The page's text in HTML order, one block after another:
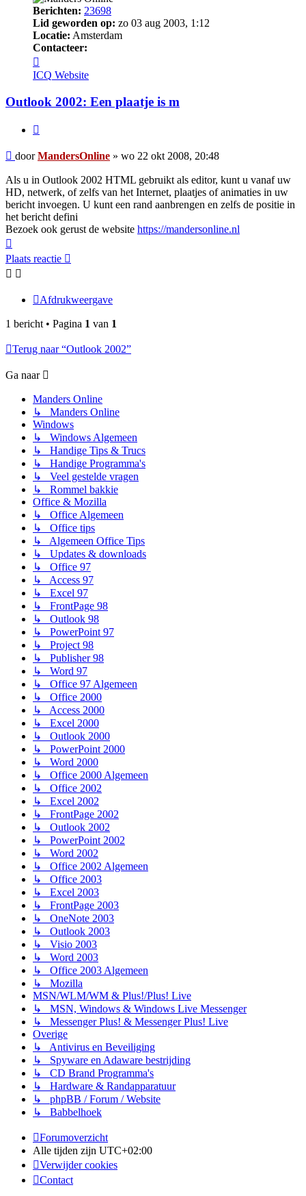
Berichten: 23698
Lid geworden op: zo 03 aug 2003, 1:12
Locatie: Amsterdam
Contacteer:
MandersOnline
ICQ Website
Outlook 2002: Een plaatje is m
Bericht
doorMandersOnline » wo 22 okt 2008, 20:48
Als u in Outlook 2002 HTML gebruikt als editor, kunt u vanaf uw
HD, netwerk, of zelfs van het Internet, plaatjes of animaties in uw
bericht invoegen. U kunt een rand aanbrengen en zelfs de positie in
het bericht defini
Bezoek ook gerust de website https://mandersonline.nl
Plaats reactie
Afdrukweergave
1 bericht • Pagina 1 van 1
Terug naar “Outlook 2002”
Ga naar
Manders Online
↳ Manders Online
Windows
↳ Windows Algemeen
↳ Handige Tips & Trucs
↳ Handige Programma's
↳ Veel gestelde vragen
↳ Rommel bakkie
Office & Mozilla
↳ Office Algemeen
↳ Office tips
↳ Algemeen Office Tips
↳ Updates & downloads
↳ Office 97
↳ Access 97
↳ Excel 97
↳ FrontPage 98
↳ Outlook 98
↳ PowerPoint 97
↳ Project 98
↳ Publisher 98
↳ Word 97
↳ Office 97 Algemeen
↳ Office 2000
↳ Access 2000
↳ Excel 2000
↳ Outlook 2000
↳ PowerPoint 2000
↳ Word 2000
↳ Office 2000 Algemeen
↳ Office 2002
↳ Excel 2002
↳ FrontPage 2002
↳ Outlook 2002
↳ PowerPoint 2002
↳ Word 2002
↳ Office 2002 Algemeen
↳ Office 2003
↳ Excel 2003
↳ FrontPage 2003
↳ OneNote 2003
↳ Outlook 2003
↳ Visio 2003
↳ Word 2003
↳ Office 2003 Algemeen
↳ Mozilla
MSN/WLM/WM & Plus!/Plus! Live
↳ MSN, Windows & Windows Live Messenger
↳ Messenger Plus! & Messenger Plus! Live
Overige
↳ Antivirus en Beveiliging
↳ Spyware en Adaware bestrijding
↳ CD Brand Programma's
↳ Hardware & Randapparatuur
↳ phpBB / Forum / Website
↳ Babbelhoek
Forumoverzicht
Alle tijden zijn UTC+02:00
Verwijder cookies
Contact